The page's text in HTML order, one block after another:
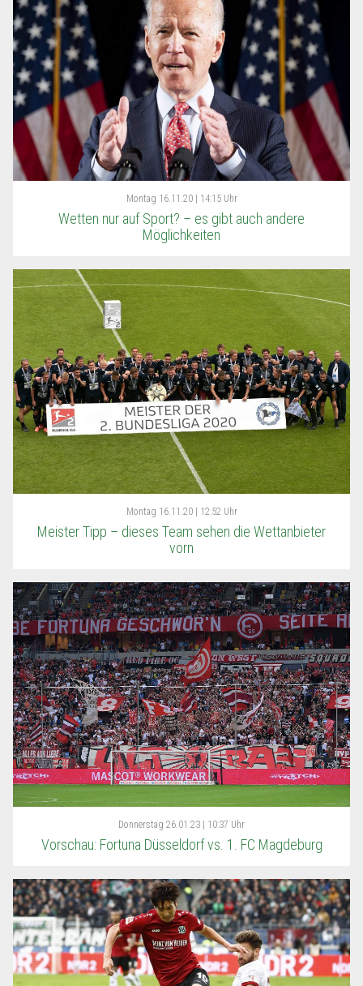
Montag 16.11.20 | 14:15 Uhr
Wetten nur auf Sport? – es gibt auch andere
Möglichkeiten
Montag 16.11.20 | 12:52 Uhr
Meister Tipp – dieses Team sehen die Wettanbieter
vorn
Donnerstag 26.01.23 | 10:37 Uhr
Vorschau: Fortuna Düsseldorf vs. 1. FC Magdeburg